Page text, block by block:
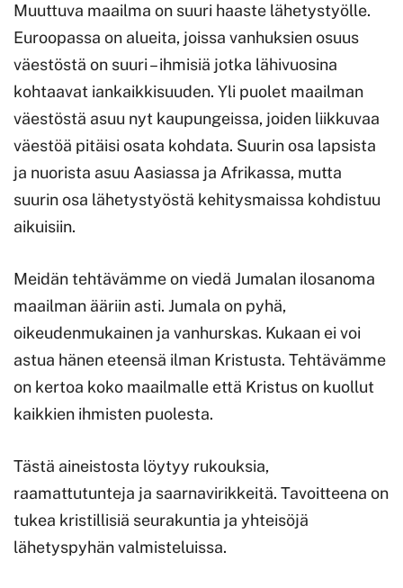
Muuttuva maailma on suuri haaste lähetystyölle.
Euroopassa on alueita, joissa vanhuksien osuus
väestöstä on suuri – ihmisiä jotka lähivuosina
kohtaavat iankaikkisuuden. Yli puolet maailman
väestöstä asuu nyt kaupungeissa, joiden liikkuvaa
väestöä pitäisi osata kohdata. Suurin osa lapsista
ja nuorista asuu Aasiassa ja Afrikassa, mutta
suurin osa lähetystyöstä kehitysmaissa kohdistuu
aikuisiin.
Meidän tehtävämme on viedä Jumalan ilosanoma
maailman ääriin asti. Jumala on pyhä,
oikeudenmukainen ja vanhurskas. Kukaan ei voi
astua hänen eteensä ilman Kristusta. Tehtävämme
on kertoa koko maailmalle että Kristus on kuollut
kaikkien ihmisten puolesta.
Tästä aineistosta löytyy rukouksia,
raamattutunteja ja saarnavirikkeitä. Tavoitteena on
tukea kristillisiä seurakuntia ja yhteisöjä
lähetyspyhän valmisteluissa.